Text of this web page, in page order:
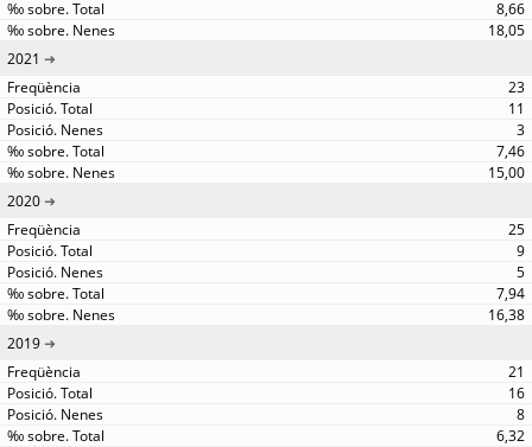
8,66
18,05
2021
23
11
3
7,46
15,00
2020
25
9
5
7,94
16,38
2019
21
16
8
6,32